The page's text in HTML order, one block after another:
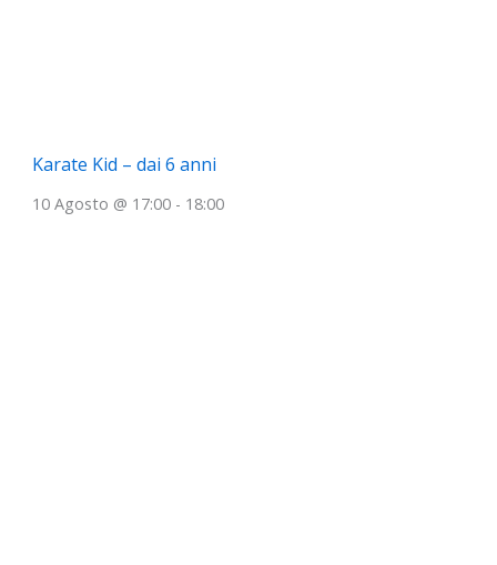
Karate Kid – dai 6 anni
10 Agosto @ 17:00 - 18:00